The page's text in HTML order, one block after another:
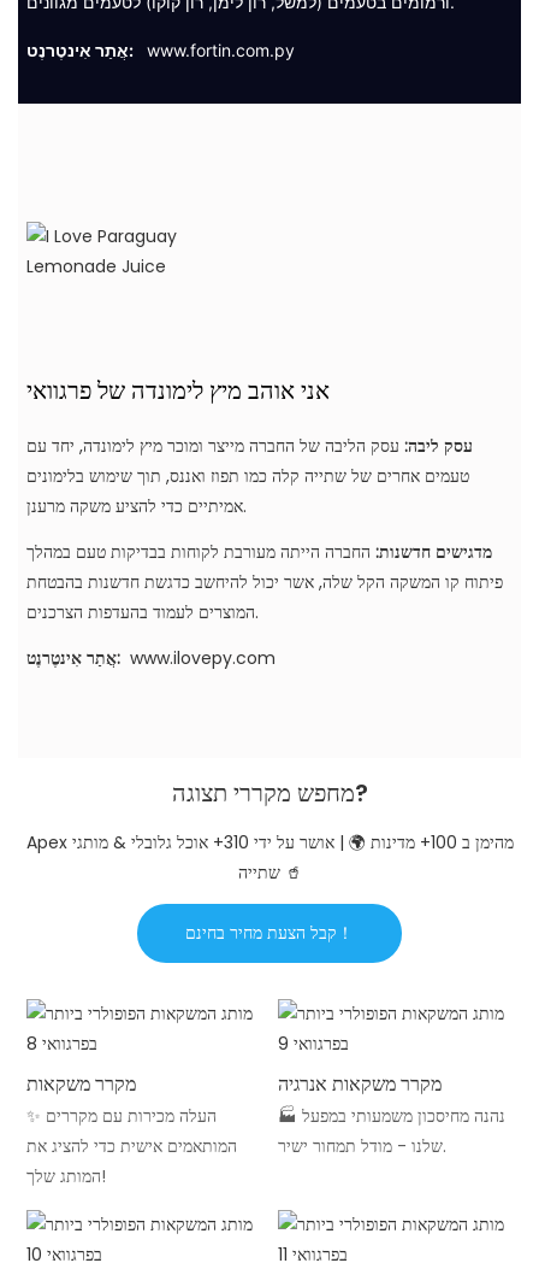
אֲתַר אִינטֶרנֶט: www.fortin.com.py
אני אוהב מיץ לימונדה של פרגוואי
עסק ליבה: עסק הליבה של החברה מייצר ומוכר מיץ לימונדה, יחד עם
טעמים אחרים של שתייה קלה כמו תפוז ואננס, תוך שימוש בלימונים
אמיתיים כדי להציע משקה מרענן.
מדגישים חדשנות: החברה הייתה מעורבת לקוחות בבדיקות טעם במהלך
פיתוח קו המשקה הקל שלה, אשר יכול להיחשב כדגשת חדשנות בהבטחת
המוצרים לעמוד בהעדפות הצרכנים.
אֲתַר אִינטֶרנֶט: www.ilovepy.com
מחפש מקררי תצוגה?
Apex מהימן ב 100+ מדינות 🌍 | אושר על ידי 310+ אוכל גלובלי & מותגי
שתייה 🥤
קבל הצעת מחיר בחינם！
מקרר משקאות
✨ העלה מכירות עם מקררים
המותאמים אישית כדי להציג את
המותג שלך!
מקרר משקאות אנרגיה
🏭 נהנה מחיסכון משמעותי במפעל
שלנו - מודל תמחור ישיר.